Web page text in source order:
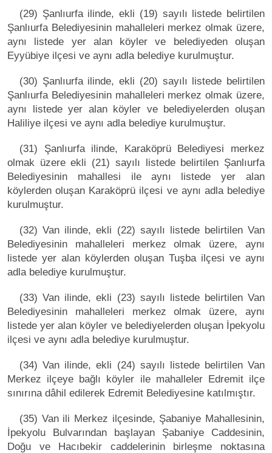
(29) Şanlıurfa ilinde, ekli (19) sayılı listede belirtilen
Şanlıurfa Belediyesinin mahalleleri merkez olmak üzere,
aynı listede yer alan köyler ve belediyeden oluşan
Eyyübiye ilçesi ve aynı adla belediye kurulmuştur.
(30) Şanlıurfa ilinde, ekli (20) sayılı listede belirtilen
Şanlıurfa Belediyesinin mahalleleri merkez olmak üzere,
aynı listede yer alan köyler ve belediyelerden oluşan
Haliliye ilçesi ve aynı adla belediye kurulmuştur.
(31) Şanlıurfa ilinde, Karaköprü Belediyesi merkez
olmak üzere ekli (21) sayılı listede belirtilen Şanlıurfa
Belediyesinin mahallesi ile aynı listede yer alan
köylerden oluşan Karaköprü ilçesi ve aynı adla belediye
kurulmuştur.
(32) Van ilinde, ekli (22) sayılı listede belirtilen Van
Belediyesinin mahalleleri merkez olmak üzere, aynı
listede yer alan köylerden oluşan Tuşba ilçesi ve aynı
adla belediye kurulmuştur.
(33) Van ilinde, ekli (23) sayılı listede belirtilen Van
Belediyesinin mahalleleri merkez olmak üzere, aynı
listede yer alan köyler ve belediyelerden oluşan İpekyolu
ilçesi ve aynı adla belediye kurulmuştur.
(34) Van ilinde, ekli (24) sayılı listede belirtilen Van
Merkez ilçeye bağlı köyler ile mahalleler Edremit ilçe
sınırına dâhil edilerek Edremit Belediyesine katılmıştır.
(35) Van ili Merkez ilçesinde, Şabaniye Mahallesinin,
İpekyolu Bulvarından başlayan Şabaniye Caddesinin,
Doğu ve Hacıbekir caddelerinin birleşme noktasına